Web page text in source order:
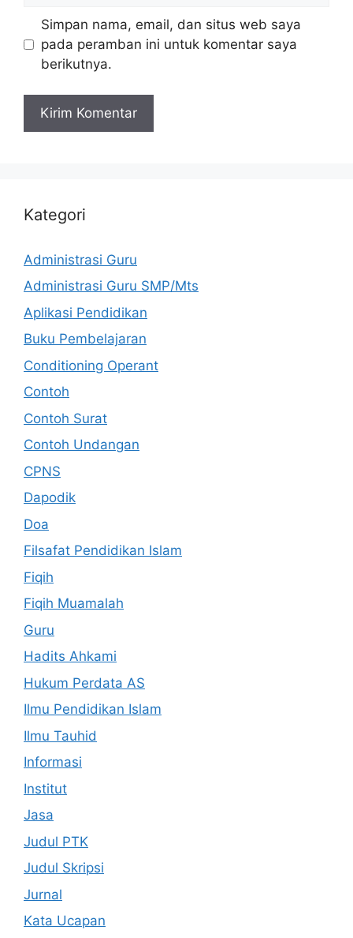
Simpan nama, email, dan situs web saya
pada peramban ini untuk komentar saya
berikutnya.
Kategori
Administrasi Guru
Administrasi Guru SMP/Mts
Aplikasi Pendidikan
Buku Pembelajaran
Conditioning Operant
Contoh
Contoh Surat
Contoh Undangan
CPNS
Dapodik
Doa
Filsafat Pendidikan Islam
Fiqih
Fiqih Muamalah
Guru
Hadits Ahkami
Hukum Perdata AS
Ilmu Pendidikan Islam
Ilmu Tauhid
Informasi
Institut
Jasa
Judul PTK
Judul Skripsi
Jurnal
Kata Ucapan